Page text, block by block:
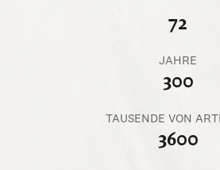
72
JAHRE
300
TAUSENDE VON
3600